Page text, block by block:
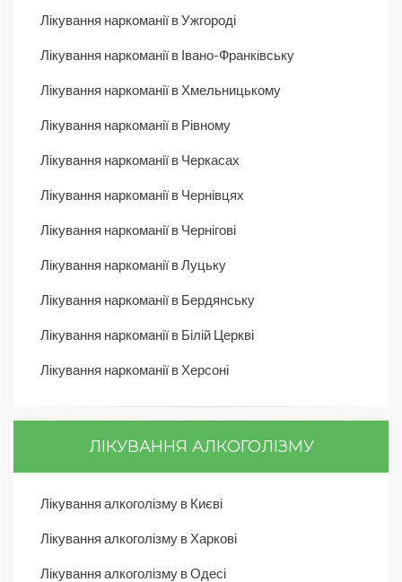
Лікування наркоманії в Ужгороді
Лікування наркоманії в Івано-Франківську
Лікування наркоманії в Хмельницькому
Лікування наркоманії в Рівному
Лікування наркоманії в Черкасах
Лікування наркоманії в Чернівцях
Лікування наркоманії в Чернігові
Лікування наркоманії в Луцьку
Лікування наркоманії в Бердянську
Лікування наркоманії в Білій Церкві
Лікування наркоманії в Херсоні
ЛІКУВАННЯ АЛКОГОЛІЗМУ
Лікування алкоголізму в Києві
Лікування алкоголізму в Харкові
Лікування алкоголізму в Одесі